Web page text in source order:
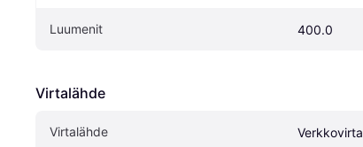
Luumenit 400.0
Virtalähde
Virtalähde Verkkovirta